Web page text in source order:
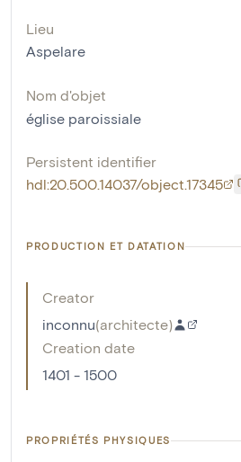
Lieu
Aspelare
Nom d'objet
église paroissiale
Persistent identifier
hdl:20.500.14037/object.17345
PRODUCTION ET DATATION
Creator
inconnu(architecte)
Creation date
1401 - 1500
PROPRIÉTÉS PHYSIQUES